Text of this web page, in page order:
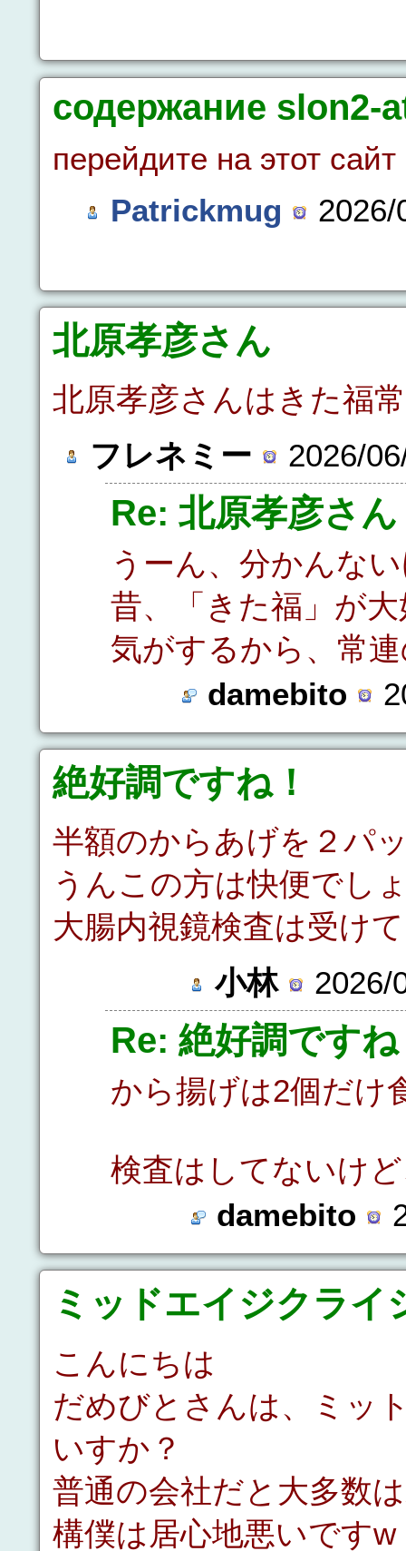
содержание slon2-
перейдите на этот сайт
Patrickmug
北原孝彦さん
北原孝彦さんはきた
フレネミー
2026/
Re: 北原孝彦さん
うーん、分かんな
昔、「きた福」が
気がするから、常
damebito
絶好調ですね！
半額のからあげを２パ
うんこの方は快便でし
大腸内視鏡検査は受け
小林
2026/
Re: 絶好調です
から揚げは2個だけ
検査はしてないけ
damebito
ミッドエイジクライ
こんにちは
だめびとさんは、ミッ
いすか？
普通の会社だと大多数
構僕は居心地悪いですw